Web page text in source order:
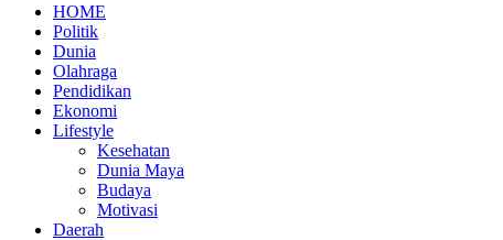
HOME
Politik
Dunia
Olahraga
Pendidikan
Ekonomi
Lifestyle
Kesehatan
Dunia Maya
Budaya
Motivasi
Daerah